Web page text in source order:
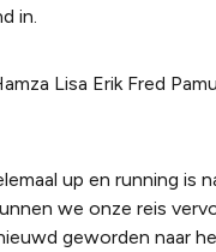
in.
up en running is
we onze reis
geworden naar